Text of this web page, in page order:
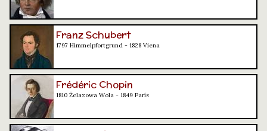
Franz Schubert
1797 Himmelpfortgrund - 1828 Viena
Frédéric Chopin
1810 Żelazowa Wola - 1849 París